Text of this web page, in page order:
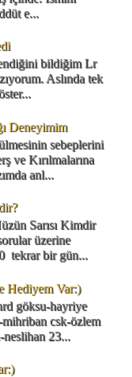
e...
bildiğim Lr
Aslında tek
Deneyimim
sebeplerini
ve Kırılmalarına
anl...
Sarısı Kimdir
üzerine
tekrar bir gün...
Hediyem Var:)
göksu-hayriye
csk-özlem
neslihan 23...